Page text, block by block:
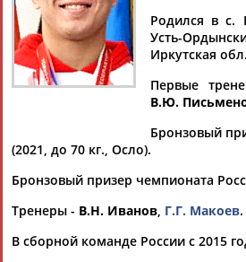
Аслаудин
АБАЕВ
Елена
АБАИМОВА
Мария
АБАСОВА
АББАТЕ-
АББЯСОВА
Родился в с.
Усть-
Иркутская
Первые
В.Ю.
Бронзовый
(2021, до 70 кг., Осло).
Бронзовый призер чемпионата
Тренеры - В.Н. Иванов, Г.Г. Макоев.
В сборной команде России с 2015